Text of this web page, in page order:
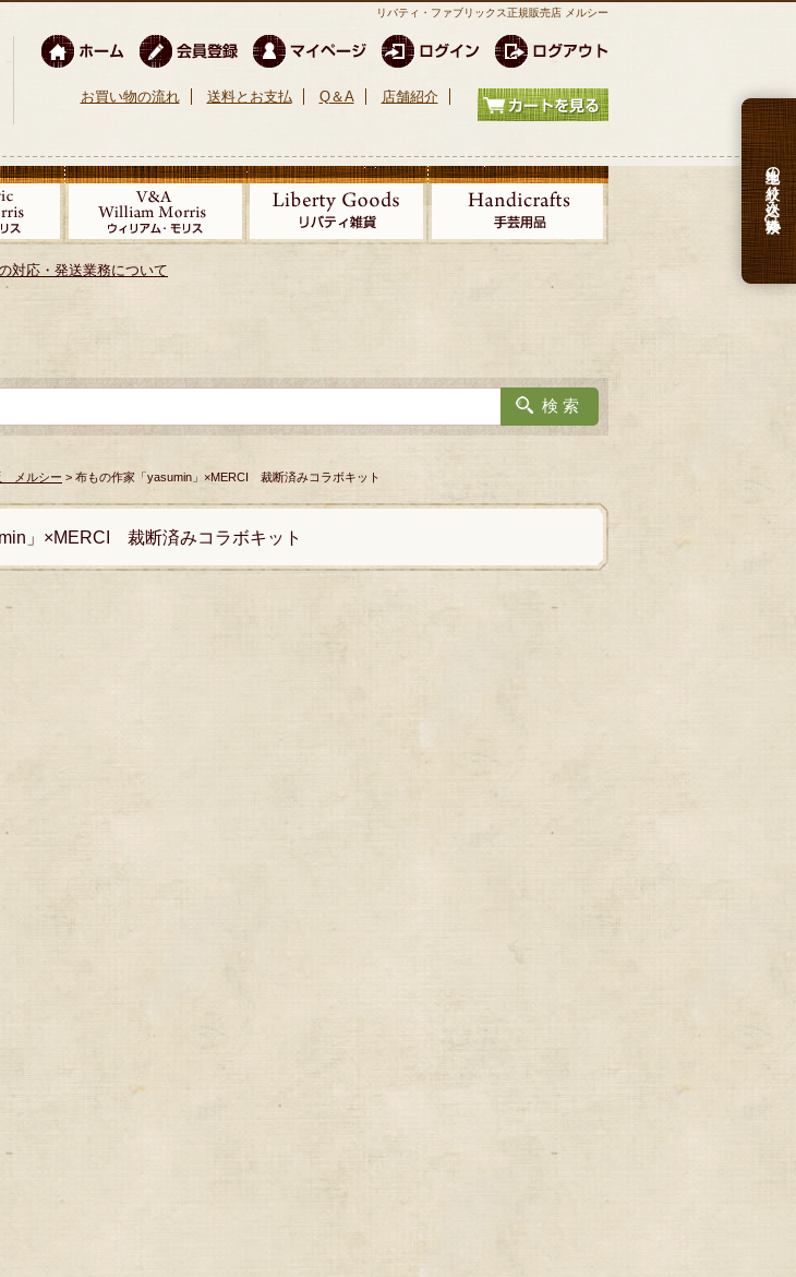
リバティ・ファブリックス正規販売店 メルシー
お買い物の流れ 送料とお支払 Q＆A 店舗紹介
対応・発送業務について
生地の絞り込み検索
メルシー > 布もの作家「yasumin」×MERCI 裁断済みコラボキット
」×MERCI 裁断済みコラボキット